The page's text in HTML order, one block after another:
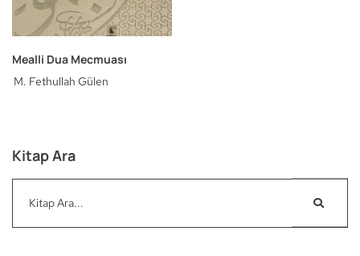
Kitap Ara
Mealli Dua Mecmuası
M. Fethullah Gülen